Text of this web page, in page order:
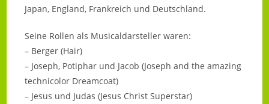
Japan, England, Frankreich und Deutschland.
Seine Rollen als Musicaldarsteller waren:
– Berger (Hair)
– Joseph, Potiphar und Jacob (Joseph and the amazing
technicolor Dreamcoat)
– Jesus und Judas (Jesus Christ Superstar)